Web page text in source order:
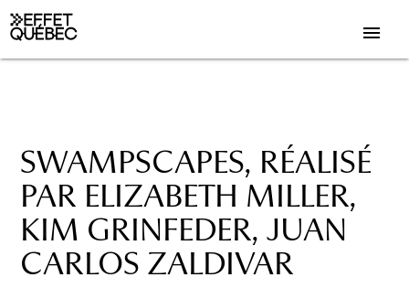
menu
SWAMPSCAPES, RÉALISÉ
PAR ELIZABETH MILLER,
KIM GRINFEDER, JUAN
CARLOS ZALDIVAR